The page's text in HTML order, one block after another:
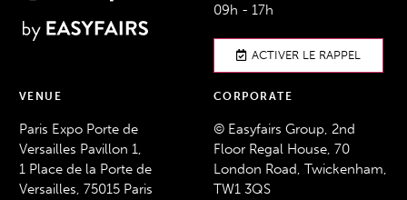
09h - 17h
ACTIVER LE RAPPEL
VENUE
Paris Expo Porte de
Versailles Pavillon 1,
1 Place de la Porte de
Versailles, 75015 Paris
CORPORATE
© Easyfairs Group, 2nd
Floor Regal House, 70
London Road, Twickenham,
TW1 3QS